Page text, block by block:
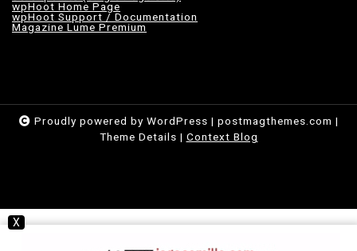
wpHoot Home Page
wpHoot Support / Documentation
Magazine Lume Premium
Proudly powered by WordPress | postmagthemes.com |
Theme Details | Context Blog
X